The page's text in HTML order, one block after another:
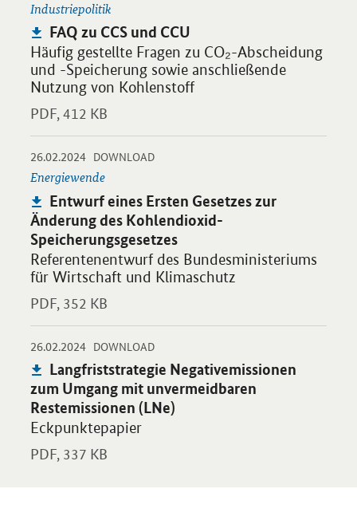
Industriepolitik
Publikation:
FAQ zu CCS und CCU
Häufig gestellte Fragen zu CO₂-Abscheidung
und -Speicherung sowie anschließende
Nutzung von Kohlenstoff
PDF, 412 KB
26.02.2024 -
DOWNLOAD-
Energiewende
Publikation:
Entwurf eines Ersten Gesetzes zur
Änderung des Kohlendioxid-
Speicherungsgesetzes
Referentenentwurf des Bundesministeriums
für Wirtschaft und Klimaschutz
PDF, 352 KB
Öffnet PDF "Entwurf eines Ersten Gesetzes zur Änderung des
26.02.2024 -
DOWNLOAD-
Publikation:
Langfriststrategie Negativemissionen
zum Umgang mit unvermeidbaren
Restemissionen (LNe)
Eckpunktepapier
PDF, 337 KB
Öffnet PDF "Langfriststrategie Negativemissionen zum